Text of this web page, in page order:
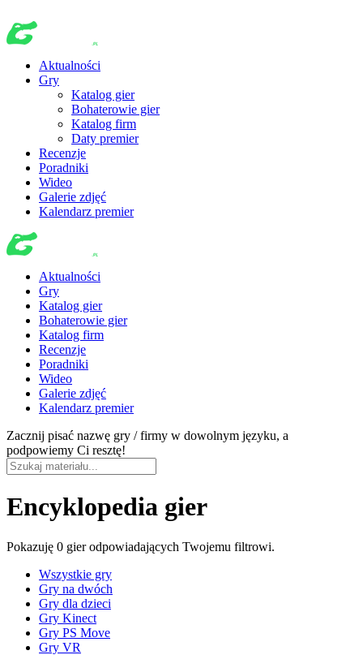
Aktualności
Gry
Katalog gier
Bohaterowie gier
Katalog firm
Daty premier
Recenzje
Poradniki
Wideo
Galerie zdjęć
Kalendarz premier
Aktualności
Gry
Katalog gier
Bohaterowie gier
Katalog firm
Recenzje
Poradniki
Wideo
Galerie zdjęć
Kalendarz premier
Zacznij pisać nazwę gry / firmy w dowolnym języku, a
podpowiemy Ci resztę!
Encyklopedia gier
Pokazuję 0 gierodpowiadających Twojemu filtrowi.
Wszystkie gry
Gry na dwóch
Gry dla dzieci
Gry Kinect
Gry PS Move
Gry VR